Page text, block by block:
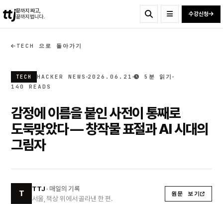
ttj끝까지 짜고,
끝까지 법니다.
수강신청
TECH 으로 돌아가기
TECH HACKER NEWS 2026.06.21
5분 읽기
140 READS
감정에 이름을 붙인 사전이 통째로
도둑맞았다 — 창작물 표절과 AI 시대의
그림자
T
TTJ · 매일의 기록
서울, 책상 위에서 골라낸 한 편.
원문 보기